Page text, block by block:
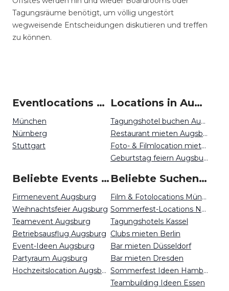
Tagungsräume benötigt, um völlig ungestört
wegweisende Entscheidungen diskutieren und treffen
zu können.
Eventlocations um Augsburg
München
Nürnberg
Stuttgart
Locations in Augsburg mieten
Tagungshotel buchen Augsburg
Restaurant mieten Augsburg
Foto- & Filmlocation mieten Augsburg
Geburtstag feiern Augsburg
Beliebte Events in Augsburg
Firmenevent Augsburg
Weihnachtsfeier Augsburg
Teamevent Augsburg
Betriebsausflug Augsburg
Event-Ideen Augsburg
Partyraum Augsburg
Hochzeitslocation Augsburg
Beliebte Suchen auf Event Inc
Film & Fotolocations München
Sommerfest-Locations Nürnberg
Tagungshotels Kassel
Clubs mieten Berlin
Bar mieten Düsseldorf
Bar mieten Dresden
Sommerfest Ideen Hamburg
Teambuilding Ideen Essen